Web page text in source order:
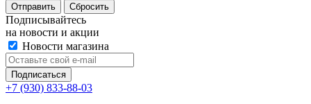
Сбросить
Подписывайтесь
на новости и акции
Новости магазина
+7 (930) 833-88-03